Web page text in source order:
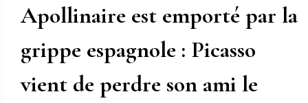
Apollinaire est emporté par la
grippe espagnole : Picasso
vient de perdre son ami le